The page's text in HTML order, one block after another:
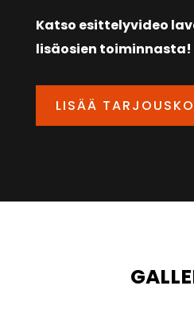
Katso esittelyvideo
lisäosien toiminnasta!
LISÄÄ